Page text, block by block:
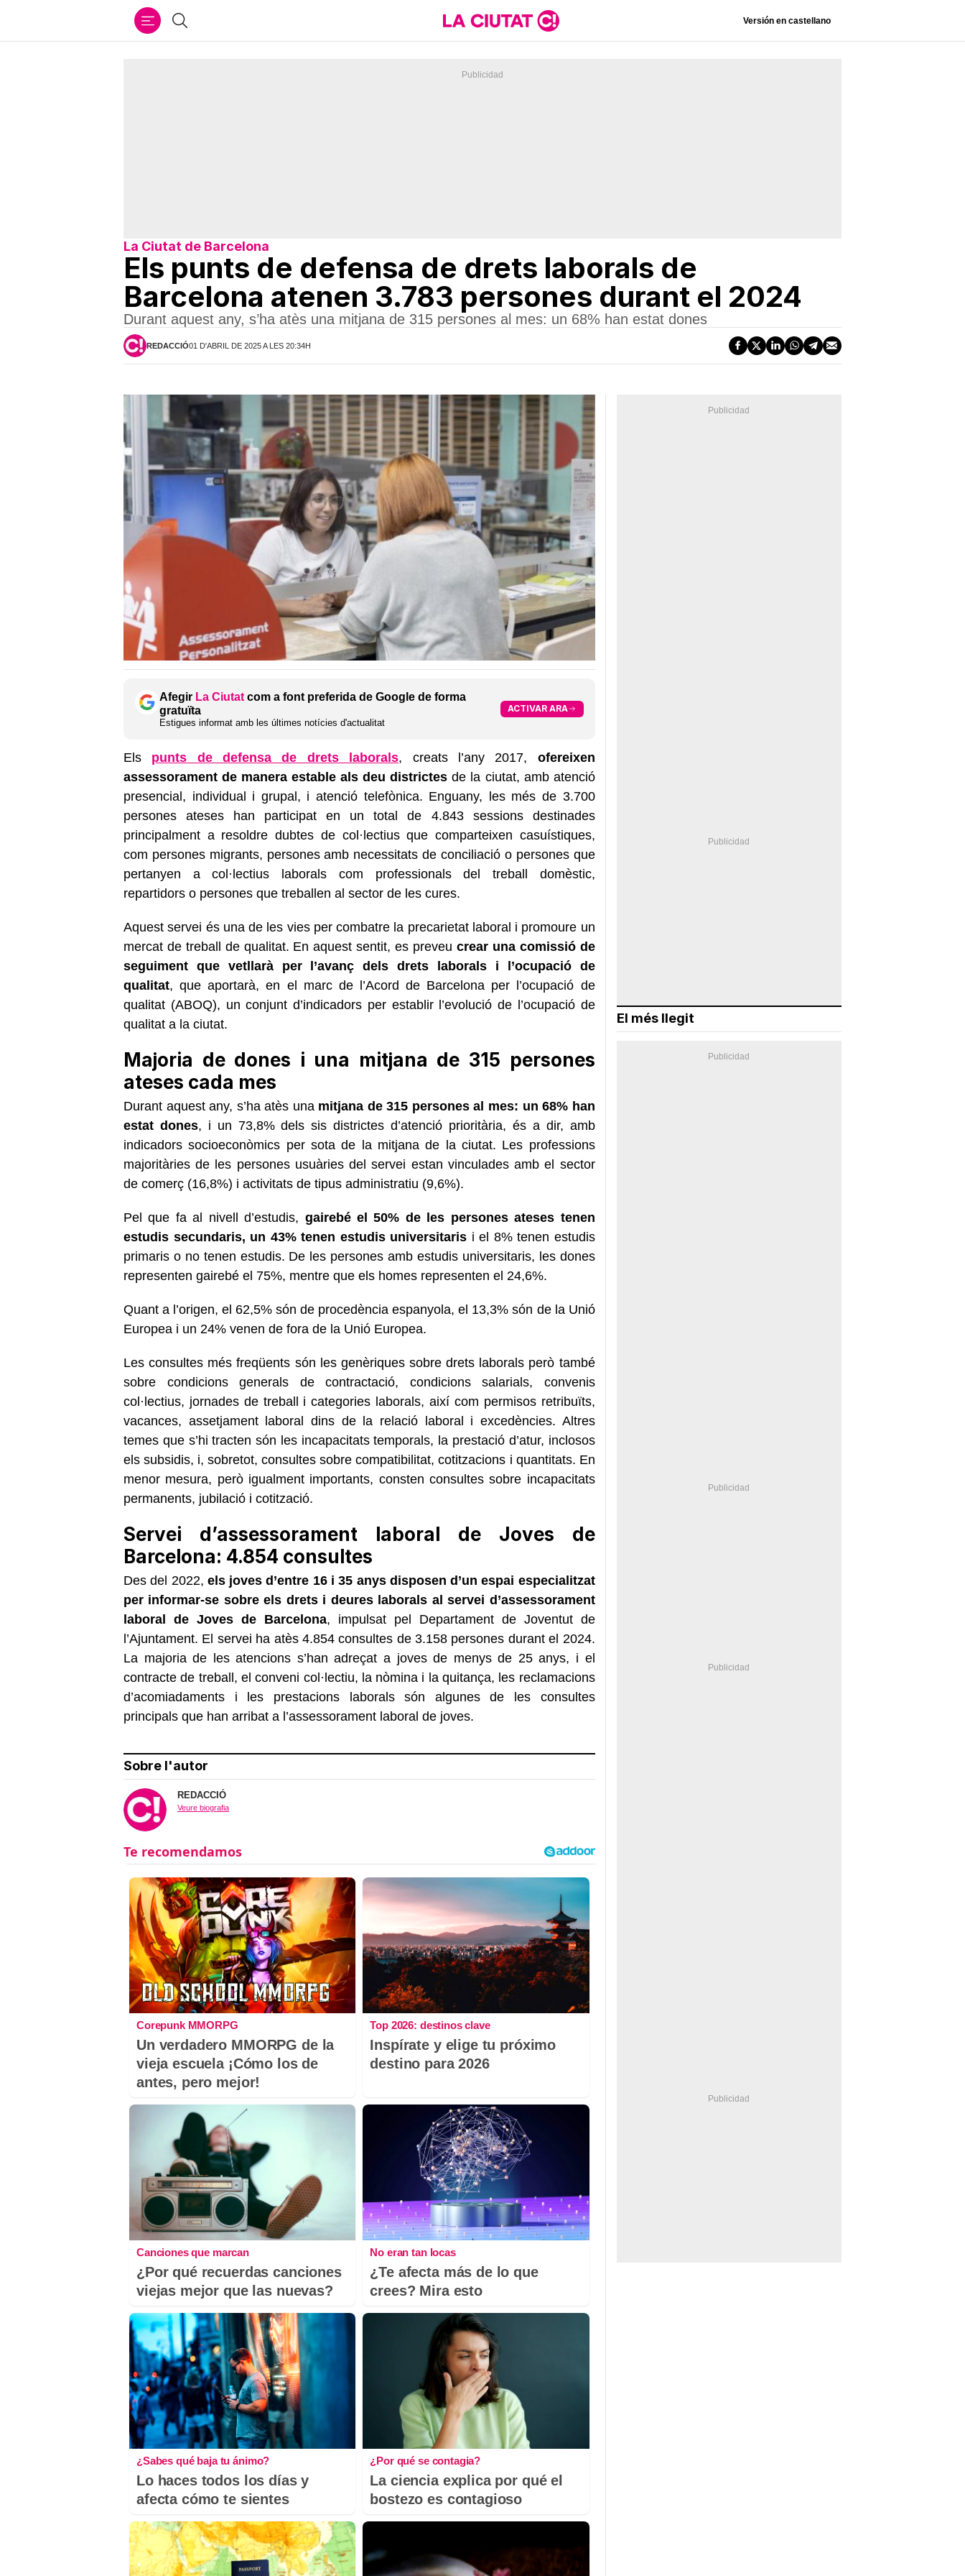
Cercar Versión en castellano
La Ciutat de Barcelona
Els punts de defensa de drets laborals de
Barcelona atenen 3.783 persones durant el 2024
Durant aquest any, s’ha atès una mitjana de 315 persones al mes: un 68% han estat dones
REDACCIÓ01 D'ABRIL DE 2025 A LES 20:34H
Afegir La Ciutat com a font preferida de Google de forma
gratuïta
Estigues informat amb les últimes notícies d'actualitat
ACTIVAR ARA
Els punts de defensa de drets laborals, creats l’any 2017, ofereixen
assessorament de manera estable als deu districtes de la ciutat, amb atenció
presencial, individual i grupal, i atenció telefònica. Enguany, les més de 3.700
persones ateses han participat en un total de 4.843 sessions destinades
principalment a resoldre dubtes de col·lectius que comparteixen casuístiques,
com persones migrants, persones amb necessitats de conciliació o persones que
pertanyen a col·lectius laborals com professionals del treball domèstic,
repartidors o persones que treballen al sector de les cures.
Aquest servei és una de les vies per combatre la precarietat laboral i promoure un
mercat de treball de qualitat. En aquest sentit, es preveu crear una comissió de
seguiment que vetllarà per l’avanç dels drets laborals i l’ocupació de
qualitat, que aportarà, en el marc de l’Acord de Barcelona per l’ocupació de
qualitat (ABOQ), un conjunt d’indicadors per establir l’evolució de l’ocupació de
qualitat a la ciutat.
Majoria de dones i una mitjana de 315 persones
ateses cada mes
Durant aquest any, s’ha atès una mitjana de 315 persones al mes: un 68% han
estat dones, i un 73,8% dels sis districtes d’atenció prioritària, és a dir, amb
indicadors socioeconòmics per sota de la mitjana de la ciutat. Les professions
majoritàries de les persones usuàries del servei estan vinculades amb el sector
de comerç (16,8%) i activitats de tipus administratiu (9,6%).
Pel que fa al nivell d’estudis, gairebé el 50% de les persones ateses tenen
estudis secundaris, un 43% tenen estudis universitaris i el 8% tenen estudis
primaris o no tenen estudis. De les persones amb estudis universitaris, les dones
representen gairebé el 75%, mentre que els homes representen el 24,6%.
Quant a l’origen, el 62,5% són de procedència espanyola, el 13,3% són de la Unió
Europea i un 24% venen de fora de la Unió Europea.
Les consultes més freqüents són les genèriques sobre drets laborals però també
sobre condicions generals de contractació, condicions salarials, convenis
col·lectius, jornades de treball i categories laborals, així com permisos retribuïts,
vacances, assetjament laboral dins de la relació laboral i excedències. Altres
temes que s’hi tracten són les incapacitats temporals, la prestació d’atur, inclosos
els subsidis, i, sobretot, consultes sobre compatibilitat, cotitzacions i quantitats. En
menor mesura, però igualment importants, consten consultes sobre incapacitats
permanents, jubilació i cotització.
Servei d’assessorament laboral de Joves de
Barcelona: 4.854 consultes
Des del 2022, els joves d’entre 16 i 35 anys disposen d’un espai especialitzat
per informar-se sobre els drets i deures laborals al servei d’assessorament
laboral de Joves de Barcelona, impulsat pel Departament de Joventut de
l’Ajuntament. El servei ha atès 4.854 consultes de 3.158 persones durant el 2024.
La majoria de les atencions s’han adreçat a joves de menys de 25 anys, i el
contracte de treball, el conveni col·lectiu, la nòmina i la quitança, les reclamacions
d’acomiadaments i les prestacions laborals són algunes de les consultes
principals que han arribat a l’assessorament laboral de joves.
Sobre l'autor
REDACCIÓ
Veure biografia
Corepunk MMORPG
Un verdadero MMORPG de la
vieja escuela ¡Cómo los de
antes, pero mejor!
Top 2026: destinos clave
Inspírate y elige tu próximo
destino para 2026
Canciones que marcan
¿Por qué recuerdas canciones
viejas mejor que las nuevas?
No eran tan locas
¿Te afecta más de lo que
crees? Mira esto
¿Sabes qué baja tu ánimo?
Lo haces todos los días y
afecta cómo te sientes
¿Por qué se contagia?
La ciencia explica por qué el
bostezo es contagioso
El més llegit